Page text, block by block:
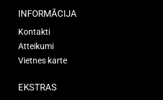
INFORMĀCIJA
Kontakti
Atteikumi
Vietnes karte
EKSTRAS